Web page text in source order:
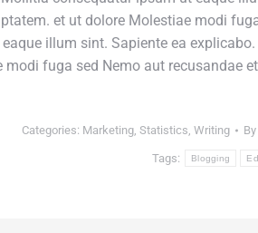
et ut dolore Molestiae modi
illum sint. Sapiente ea
fuga sed Nemo aut recusandae
Categories: Marketing, Statistics, Writing By
Tags: Blogging